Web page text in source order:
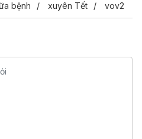
bệnh xuyên Tết vov2